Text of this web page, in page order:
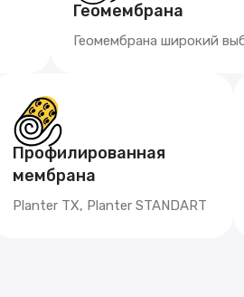
Геомембрана
Геомембрана широкий
Профилированная
мембрана
Planter TX, Planter STANDART